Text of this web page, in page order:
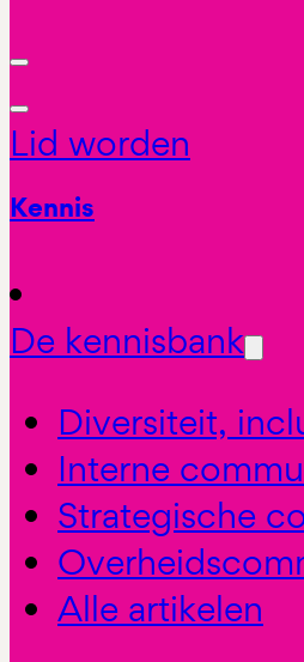
Lid worden
Kennis
De kennisbank
Diversiteit,
Interne
Strategische
Alle artikelen